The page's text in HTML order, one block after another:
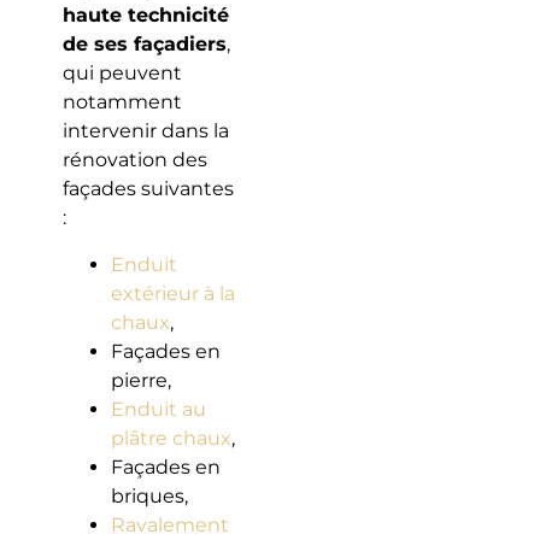
haute technicité
de ses façadiers,
qui peuvent
notamment
intervenir dans la
rénovation des
façades suivantes
:
Enduit
extérieur à la
chaux,
Façades en
pierre,
Enduit au
plâtre chaux,
Façades en
briques,
Ravalement